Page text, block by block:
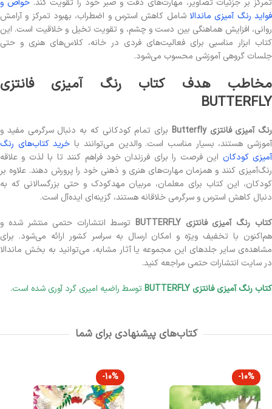
تمرکز بر جزئیات تصاویر، مهارت‌های دقت و صبر خود را تقویت کند.خواص و
فواید رنگ آمیزی ماندالا شامل کاهش استرس و اضطراب، بهبود تمرکز و آرامش
روانی، افزایش هماهنگی بین دست و چشم، و تقویت تخیل و خلاقیت است. این
کتاب ابزار مناسبی برای فعالیت‌های فردی در خانه، کلاس‌های هنری و حتی
جلسات گروهی آموزشی محسوب می‌شود.
مخاطب هدف کتاب رنگ آمیزی فانتزی
BUTTERFLY
رنگ‌ آمیزی فانتزی Butterfly
برای تمام کودکانی که به دنبال سرگرمی مفید و
آموزشی هستند، بسیار مناسب است. والدین می‌توانند با خرید کتاب‌های رنگ
آمیزی کودکان این فرصت را برای فرزندان خود فراهم کنند تا با لذت و علاقه
رنگ‌آمیزی کنند و همزمان مهارت‌های هنری و ذهنی خود را پرورش دهند. علاوه بر
کودکان، این کتاب برای معلمان، مربیان مهدکودک و حتی بزرگسالانی که به
دنبال کاهش استرس و سرگرمی خلاقانه هستند، گزینه‌ای ایده‌آل است.
کتاب رنگ آمیزی فانتزی BUTTERFLY
توسط انتشارات حتمی منتشر شده و
هم‌اکنون با تخفیف ویژه و امکان ارسال به سراسر کشور ارائه می‌شود. برای
مشاهده‌ی سایر جلدهای این مجموعه یا آثار مشابه، می‌توانید به بخش ماندالا
در سایت انتشارات حتمی مراجعه کنید.
کتاب رنگ آمیزی فانتزی BUTTERFLY
توسط راضیه امیری گرد آوری شده است.
کتاب‌های پیشنهادی برای شما
-10%
-10%